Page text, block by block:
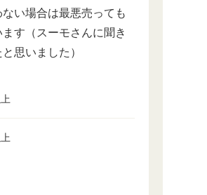
い場合は最悪売っても
す（スーモさんに聞き
思いました）